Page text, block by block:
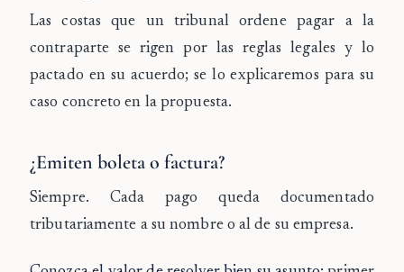
Las costas que un tribunal ordene pagar a la
contraparte se rigen por las reglas legales y lo
pactado en su acuerdo; se lo explicaremos para su
caso concreto en la propuesta.
¿Emiten boleta o factura?
Siempre. Cada pago queda documentado
tributariamente a su nombre o al de su empresa.